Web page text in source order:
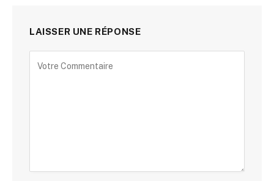
LAISSER UNE RÉPONSE